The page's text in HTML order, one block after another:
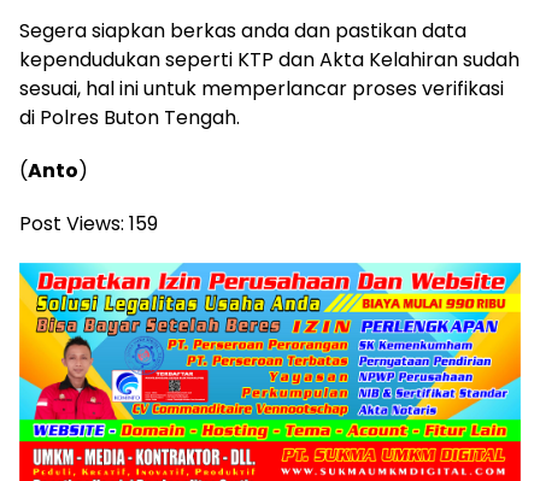
Segera siapkan berkas anda dan pastikan data
kependudukan seperti KTP dan Akta Kelahiran sudah
sesuai, hal ini untuk memperlancar proses verifikasi
di Polres Buton Tengah.
(Anto)
Post Views: 159